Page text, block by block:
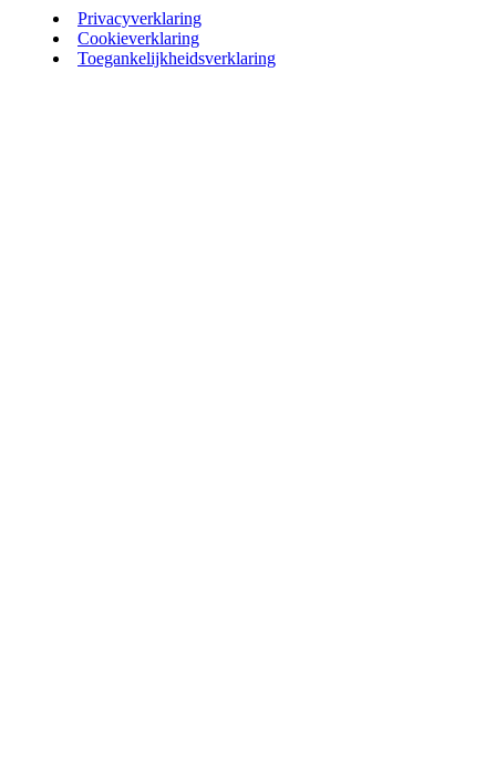
Privacyverklaring
Cookieverklaring
Toegankelijkheidsverklaring